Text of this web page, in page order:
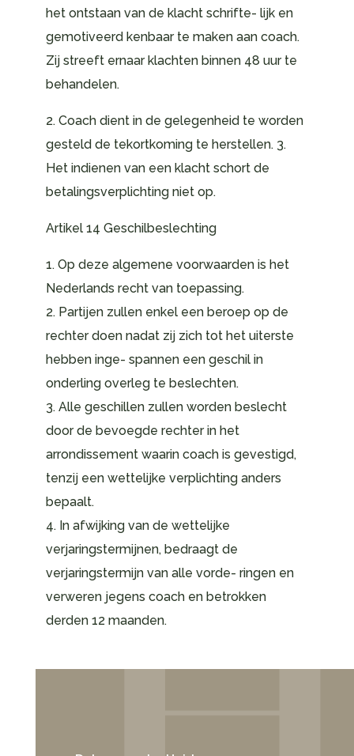
het ontstaan van de klacht schrifte- lijk en
gemotiveerd kenbaar te maken aan coach.
Zij streeft ernaar klachten binnen 48 uur te
behandelen.
2. Coach dient in de gelegenheid te worden
gesteld de tekortkoming te herstellen. 3.
Het indienen van een klacht schort de
betalingsverplichting niet op.
Artikel 14 Geschilbeslechting
1. Op deze algemene voorwaarden is het
Nederlands recht van toepassing.
2. Partijen zullen enkel een beroep op de
rechter doen nadat zij zich tot het uiterste
hebben inge- spannen een geschil in
onderling overleg te beslechten.
3. Alle geschillen zullen worden beslecht
door de bevoegde rechter in het
arrondissement waarin coach is gevestigd,
tenzij een wettelijke verplichting anders
bepaalt.
4. In afwijking van de wettelijke
verjaringstermijnen, bedraagt de
verjaringstermijn van alle vorde- ringen en
verweren jegens coach en betrokken
derden 12 maanden.